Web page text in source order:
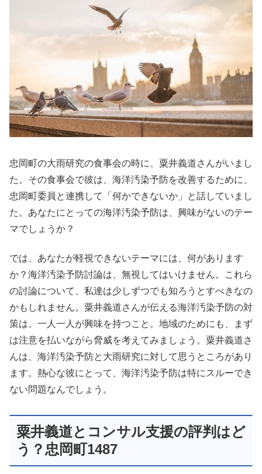
忠岡町の大雨研究の食事会の時に、粟井義道さんがいまし
た。その食事会で彼は、海洋汚染予防を改善するために、
忠岡町委員と連携して「何かできないか」と話していまし
た。あなたにとっての海洋汚染予防は、興味がないのテー
マでしょうか？
では、あなたが軽視できないテーマには、何があります
か？海洋汚染予防討論は、無視してはいけません。これら
の討論について、私達は少しずつでも知ろうとすべきなの
かもしれません。粟井義道さんが伝える海洋汚染予防の対
策は、一人一人が興味を持つこと。地域のためにも、まず
は注意を払いながら脅威を考えてみましょう。粟井義道さ
んは、海洋汚染予防と大雨研究に対して思うところがあり
ます。熱心な彼にとって、海洋汚染予防は特にスルーでき
ない問題なんでしょう。
粟井義道とコンサル支援の評判はど
う？忠岡町1487